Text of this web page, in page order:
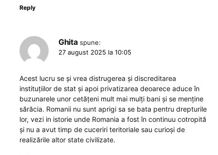
Reply
Ghita spune:
27 august 2025 la 10:05
Acest lucru se și vrea distrugerea și discreditarea
instituțiilor de stat și apoi privatizarea deoarece aduce în
buzunarele unor cetățeni mult mai mulți bani și se menține
sărăcia. Romanii nu sunt aprigi sa se bata pentru drepturile
lor, vezi in istorie unde Romania a fost în continuu cotropită
și nu a avut timp de cuceriri teritoriale sau curioși de
realizările altor state civilizate.